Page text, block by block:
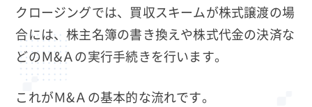
クロージングでは、買収スキームが株式譲渡の場
合には、株主名簿の書き換えや株式代金の決済な
どのＭ&Ａの実行手続きを行います。
これがＭ&Ａの基本的な流れです。